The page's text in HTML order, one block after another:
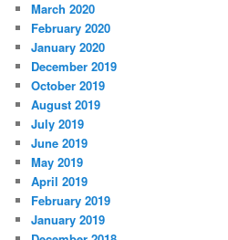
March 2020
February 2020
January 2020
December 2019
October 2019
August 2019
July 2019
June 2019
May 2019
April 2019
February 2019
January 2019